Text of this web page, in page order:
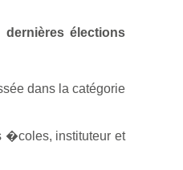
élections
dans la catégorie
�coles, instituteur et